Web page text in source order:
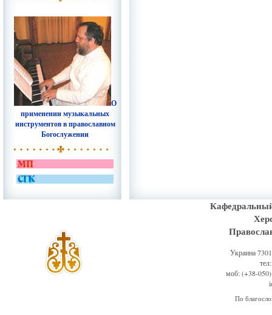
О
применении музыкальных
инструментов в православном
Богослужении
Украина
моб: (+38-
По